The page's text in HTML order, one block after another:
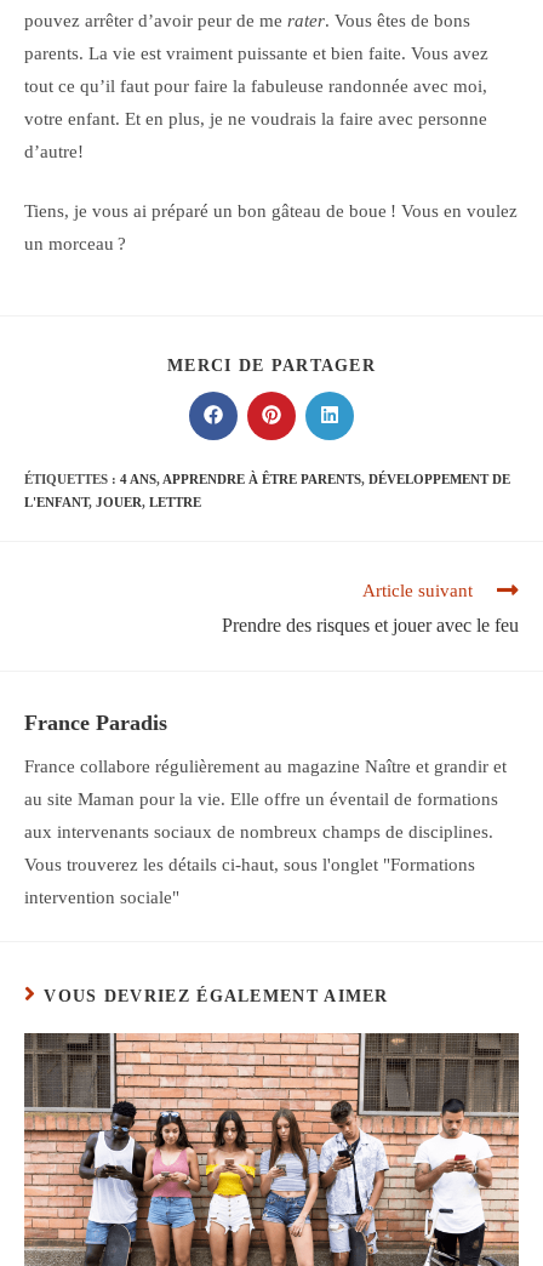
pouvez arrêter d’avoir peur de me rater. Vous êtes de bons
parents. La vie est vraiment puissante et bien faite. Vous avez
tout ce qu’il faut pour faire la fabuleuse randonnée avec moi,
votre enfant. Et en plus, je ne voudrais la faire avec personne
d’autre!
Tiens, je vous ai préparé un bon gâteau de boue ! Vous en voulez
un morceau ?
MERCI DE PARTAGER
Ouvrir
dans
autre
fenêtre
Ouvrir
dans
autre
fenêtre
Ouvrir
dans
autre
fenêtre
ÉTIQUETTES : 4 ANS, APPRENDRE À ÊTRE PARENTS, DÉVELOPPEMENT DE
L'ENFANT, JOUER, LETTRE
Article suivant
Prendre des risques et jouer avec le feu
France Paradis
France collabore régulièrement au magazine Naître et grandir et
au site Maman pour la vie. Elle offre un éventail de formations
aux intervenants sociaux de nombreux champs de disciplines.
Vous trouverez les détails ci-haut, sous l'onglet "Formations
intervention sociale"
VOUS DEVRIEZ ÉGALEMENT AIMER